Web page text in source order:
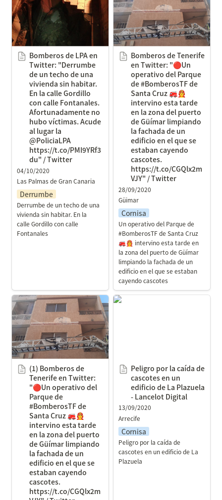
techo de una vivienda sin
habitar. En la calle
Gordillo con calle
Fontanales.
Afortunadamente no
hubo víctimas. Acude al
lugar la @PoliciaLPA
https://t.co/PMI9YRf3du"
/ Twitter
Bomberos de LPA en
Twitter: "Derrumbe
de un techo de una
vivienda sin habitar.
En la calle Gordillo
con calle Fontanales.
Afortunadamente no
hubo víctimas. Acude
al lugar la
@PoliciaLPA
https://t.co/PMI9YRf3
du" / Twitter
04/10/2020
Las Palmas de Gran Canaria
Derrumbe
Derrumbe de un techo de una
vivienda sin habitar. En la
calle Gordillo con calle
Fontanales
del Parque de
#BomberosTF de Santa
Cruz 🚒👨‍🚒 intervino esta
tarde en la zona del
puerto de Güímar
limpiando la fachada de
un edificio en el que se
estaban cayendo
cascotes.
https://t.co/CGQlx2mVJY"
/ Twitter
Bomberos de Tenerife
en Twitter: "🔴Un
operativo del Parque
de #BomberosTF de
Santa Cruz 🚒👨‍🚒
intervino esta tarde
en la zona del puerto
de Güímar limpiando
la fachada de un
edificio en el que se
estaban cayendo
cascotes.
https://t.co/CGQlx2m
VJY" / Twitter
28/09/2020
Güimar
Cornisa
Un operativo del Parque de
#BomberosTF de Santa Cruz
🚒👨‍🚒 intervino esta tarde en
la zona del puerto de Güímar
limpiando la fachada de un
edificio en el que se estaban
cayendo cascotes
(1) Bomberos de Tenerife
en Twitter: "🔴Un
operativo del Parque de
#BomberosTF de Santa
Cruz 🚒👨‍🚒 intervino esta
tarde en la zona del
puerto de Güímar
limpiando la fachada de
un edificio en el que se
estaban cayendo
cascotes.
https://t.co/CGQlx2mVJY"
/ Twitter
(1) Bomberos de
Tenerife en Twitter:
"🔴Un operativo del
Parque de
#BomberosTF de
Santa Cruz 🚒👨‍🚒
intervino esta tarde
en la zona del puerto
de Güímar limpiando
la fachada de un
edificio en el que se
estaban cayendo
cascotes.
https://t.co/CGQlx2m
Peligro por la caída de
Peligro por la caída de
cascotes en un
edificio de La Plazuela
- Lancelot Digital
13/09/2020
Arrecife
Cornisa
Peligro por la caída de
cascotes en un edificio de La
Plazuela